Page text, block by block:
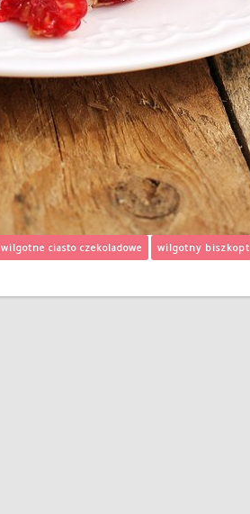
wilgotne ciasto czekoladowe wilgotny biszkopt